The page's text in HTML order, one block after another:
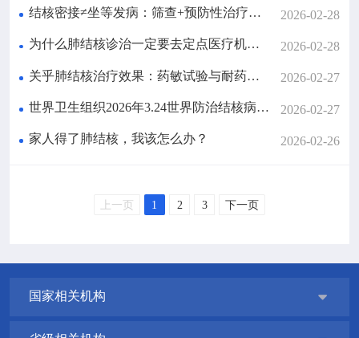
结核密接≠坐等发病：筛查+预防性治疗，把自己保护起来 2026-02-28
为什么肺结核诊治一定要去定点医疗机构？普通医院不行吗？ 2026-02-28
关乎肺结核治疗效果：药敏试验与耐药那些事 2026-02-27
世界卫生组织2026年3.24世界防治结核病日宣传主题传递的关键信息 2026-02-27
家人得了肺结核，我该怎么办？ 2026-02-26
上一页 1 2 3 下一页
国家相关机构 